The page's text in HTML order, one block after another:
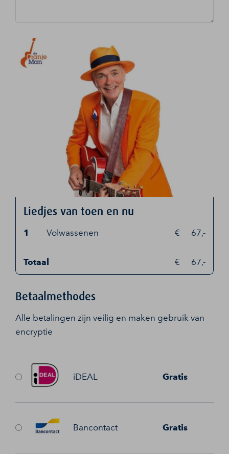
Liedjes van toen en nu
1 Volwassenen 67,-
Totaal 67,-
Betaalmethodes
Alle betalingen zijn veilig en maken gebruik van
encryptie
iDEAL Gratis
Bancontact Gratis